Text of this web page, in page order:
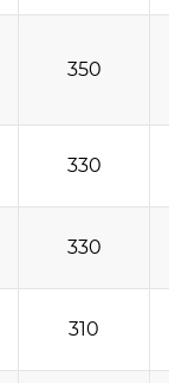
350
330
330
310